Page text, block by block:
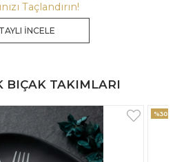
Taçlandırın!
İNCELE
BIÇAK TAKIMLARI
%33